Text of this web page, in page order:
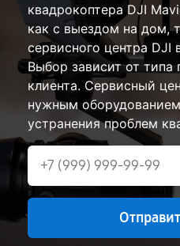
квадрокоптера DJI
как с выездом на дом,
сервисного центра DJI
Выбор зависит от
клиента. Сервисный
нужным
устранения проблем